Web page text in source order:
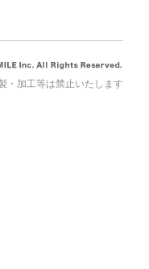
・加工等は禁止いたします